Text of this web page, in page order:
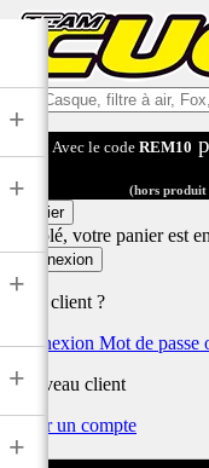
Avec le code REM10
(hors produit
Panier
Désolé, votre panier est
Connexion
Déjà client ?
Connexion Mot de passe
Nouveau client
Créer un compte
+
+
+
+
+